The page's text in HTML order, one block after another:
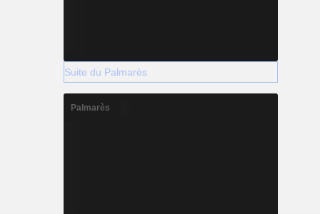
Suite du Palmarès
Palmarès